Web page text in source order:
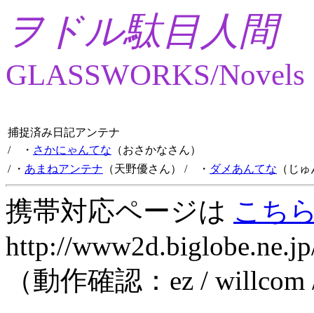
ヲドル駄目人間
GLASSWORKS/Novels
捕捉済み日記アンテナ
/ ・ さかにゃんてな （おさかなさん）
/ ・ あまねアンテナ （天野優さん） / ・ ダメあんてな （じ
携帯対応ページは こち
http://
（動作確認：ez /